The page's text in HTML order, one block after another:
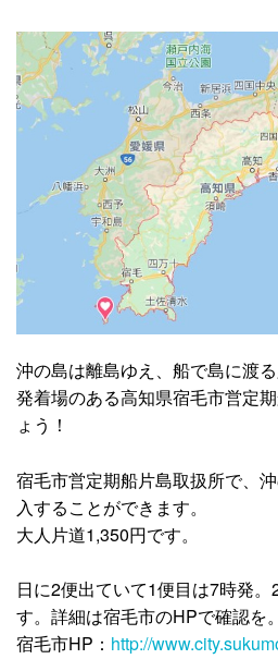
沖の島は離島ゆえ、船で島に渡
発着場のある高知県宿毛市営定
ょう！
宿毛市営定期船片島取扱所で、
入することができます。
大人片道1,350円です。
日に2便出ていて1便目は7時発
す。詳細は宿毛市のHPで確認を。
宿毛市HP： http://